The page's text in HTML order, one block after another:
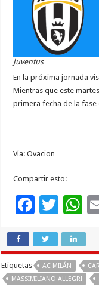
Juventus
En la próxima jornada
Mientras que este
primera fecha de la
Via: Ovacion
Compartir esto:
F
e
b
o
T
tt
er
W
at
p
Etiquetas AC MILÁN
MASSIMILIANO ALLEGRI